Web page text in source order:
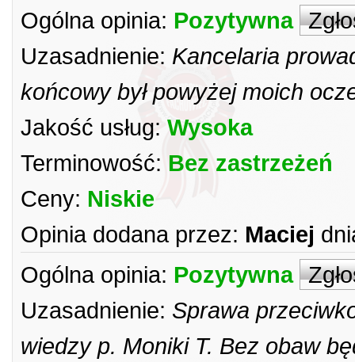
Ogólna opinia: Pozytywna
Uzasadnienie: Kancelaria
końcowy był powyżej moich
Jakość usług: Wysoka
Terminowość: Bez zastrzeżeń
Ceny: Niskie
Opinia dodana przez: Maciej
Ogólna opinia: Pozytywna
Uzasadnienie: Sprawa
wiedzy p. Moniki T. Bez obaw